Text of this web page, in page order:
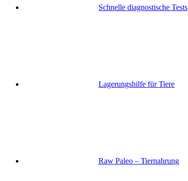
Schnelle diagnostische Tests
Lagerungshilfe für Tiere
Raw Paleo – Tiernahrung